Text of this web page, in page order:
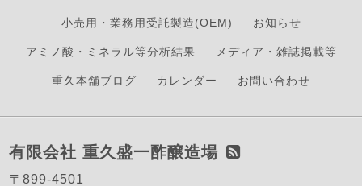
小売用・業務用受託製造(OEM) お知らせ
アミノ酸・ミネラル等分析結果 メディア・雑誌掲載等
重久本舗ブログ カレンダー お問い合わせ
有限会社 重久盛一酢醸造場
〒899-4501